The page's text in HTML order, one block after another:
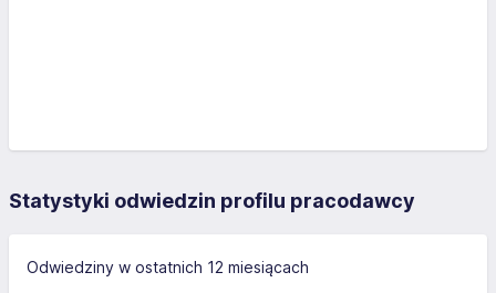
Statystyki odwiedzin profilu pracodawcy
Odwiedziny w ostatnich 12 miesiącach